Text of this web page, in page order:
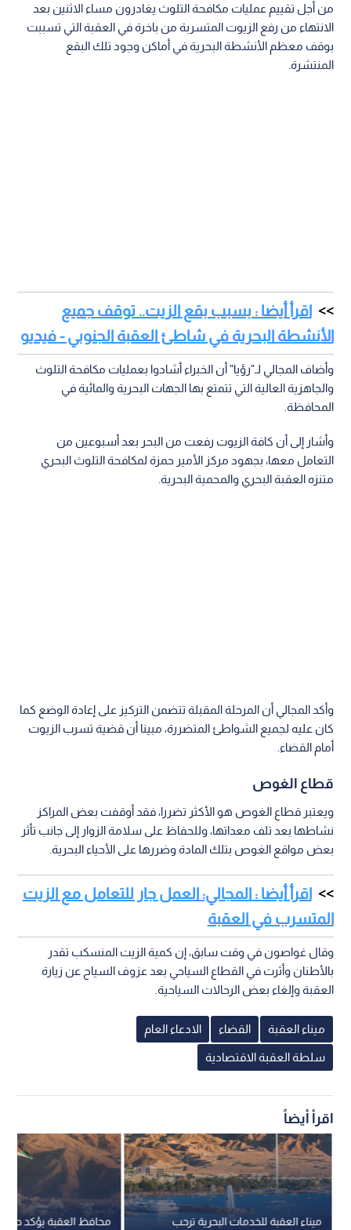
من أجل تقييم عمليات مكافحة التلوث يغادرون مساء الاثنين بعد
الانتهاء من رفع الزيوت المتسربة من باخرة في العقبة التي تسببت
بوقف معظم الأنشطة البحرية في أماكن وجود تلك البقع
المنتشرة.
اقرأ أيضا : بسبب بقع الزيت.. توقف جميع
الأنشطة البحرية في شاطئ العقبة الجنوبي - فيديو
وأضاف المجالي لـ"رؤيا" أن الخبراء أشادوا بعمليات مكافحة التلوث
والجاهزية العالية التي تتمتع بها الجهات البحرية والمائية في
المحافظة.
وأشار إلى أن كافة الزيوت رفعت من البحر بعد أسبوعين من
التعامل معها، بجهود مركز الأمير حمزة لمكافحة التلوث البحري
متنزه العقبة البحري والمحمية البحرية.
وأكد المجالي أن المرحلة المقبلة تتضمن التركيز على إعادة الوضع كما
كان عليه لجميع الشواطئ المتضررة، مبينا أن قضية تسرب الزيوت
أمام القضاء.
قطاع الغوص
ويعتبر قطاع الغوص هو الأكثر تضررا، فقد أوقفت بعض المراكز
نشاطها بعد تلف معداتها، وللحفاظ على سلامة الزوار إلى جانب تأثر
بعض مواقع الغوص بتلك المادة وضررها على الأحياء البحرية.
اقرأ أيضا : المجالي: العمل جار للتعامل مع الزيت
المتسرب في العقبة
وقال غواصون في وقت سابق، إن كمية الزيت المنسكب تقدر
بالأطنان وأثرت في القطاع السياحي بعد عزوف السياح عن زيارة
العقبة وإلغاء بعض الرحالات السياحية.
ميناء العقبة القضاء الادعاء العام
سلطة العقبة الاقتصادية
اقرأ أيضاً
محافظ العقبة يؤكد حركة ميناء العقبة للخدمات البحرية ترحب